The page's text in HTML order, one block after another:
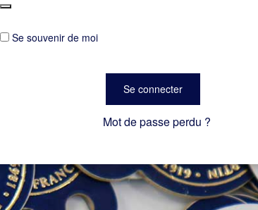
Se souvenir de moi
Se connecter
Mot de passe perdu ?